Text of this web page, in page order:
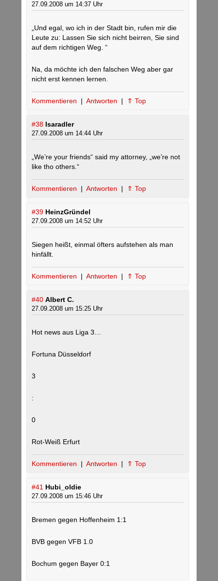
27.09.2008 um 14:37 Uhr
„Und egal, wo ich in der Stadt bin, rufen mir die
Leute zu: Lassen Sie sich nicht beirren, Sie sind
auf dem richtigen Weg. “
Na, da möchte ich den falschen Weg aber gar
nicht erst kennen lernen.
Kommentieren | Antworten | ⇑ Top
#38 Isaradler
27.09.2008 um 14:44 Uhr
„We’re your friends“ said my attorney, „we’re not
like tho others.“
Kommentieren | Antworten | ⇑ Top
#39 HeinzGründel
27.09.2008 um 14:52 Uhr
Siegen heißt, einmal öfters aufstehen als man
hinfällt.
Kommentieren | Antworten | ⇑ Top
#40 Albert C.
27.09.2008 um 15:25 Uhr
Hot news aus Liga 3…
Fortuna Düsseldorf
3
:
0
Rot-Weiß Erfurt
Kommentieren | Antworten | ⇑ Top
#41 Hubi_oldie
27.09.2008 um 15:46 Uhr
Bremen gegen Hoffenheim 1:1
BVB gegen VFB 1.0
Bochum gegen Bayer 0:1